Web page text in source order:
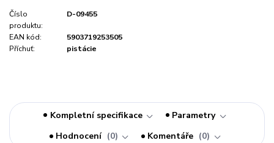
Číslo
produktu:
D-09455
EAN kód:
5903719253505
Příchuť:
pistácie
Kompletní specifikace
Parametry
Hodnocení
0 Komentáře 0